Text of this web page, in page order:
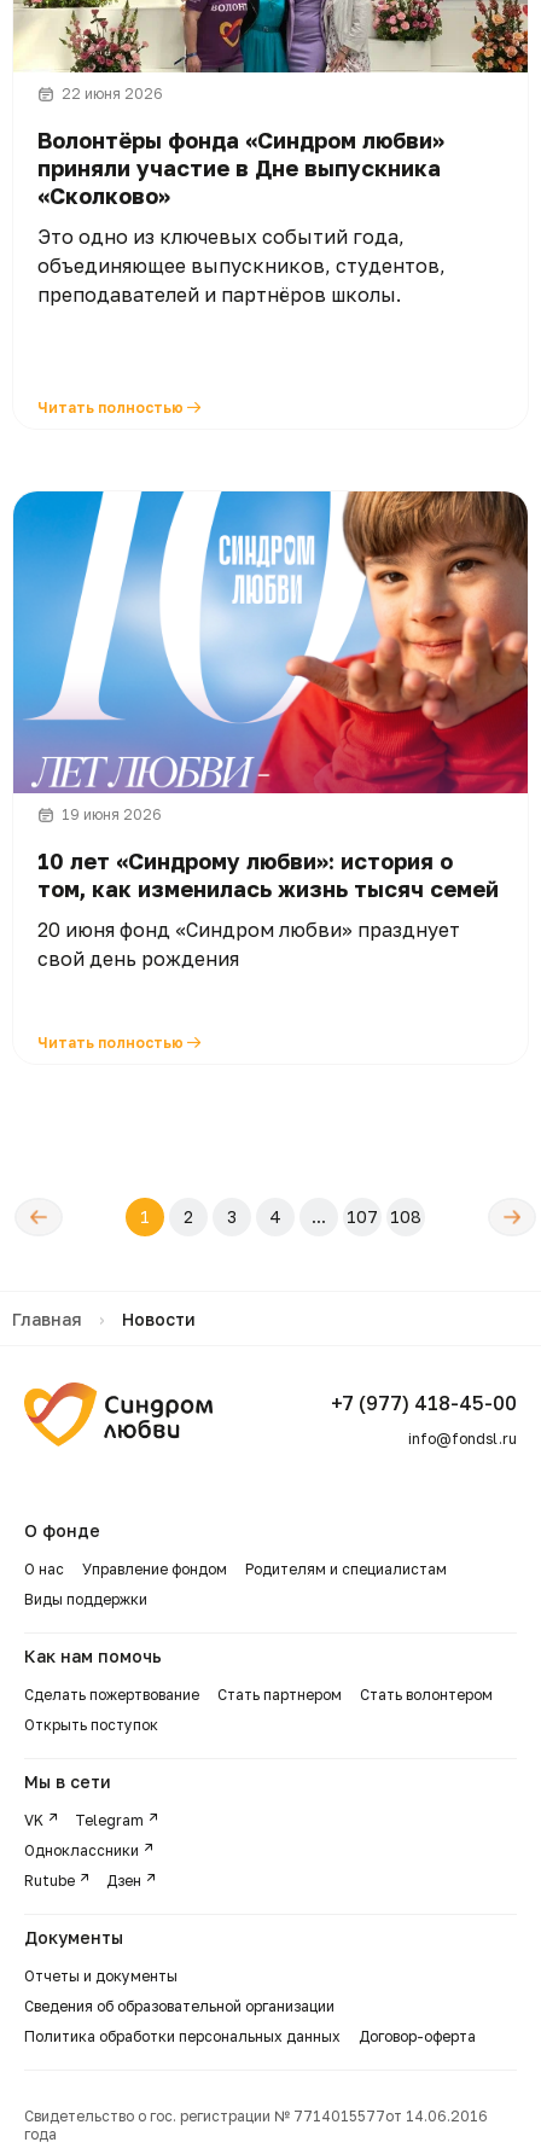
22 июня 2026
Волонтёры фонда «Синдром любви»
приняли участие в Дне выпускника
«Сколково»
Это одно из ключевых событий года,
объединяющее выпускников, студентов,
преподавателей и партнёров школы.
Читать полностью
19 июня 2026
10 лет «Синдрому любви»: история о
том, как изменилась жизнь тысяч семей
20 июня фонд «Синдром любви» празднует
свой день рождения
Читать полностью
1 2 3 4 ... 107 108
Главная › Новости
+7 (977) 418-45-00
info@fondsl.ru
О фонде
О нас Управление фондом
Родителям и специалистам
Виды поддержки
Как нам помочь
Сделать пожертвование Стать партнером
Стать волонтером
Открыть поступок
Мы в сети
VK
Telegram
Одноклассники
Rutube
Дзен
Документы
Отчеты и документы
Сведения об образовательной организации
Политика обработки персональных данных
Договор-оферта
Свидетельство о гос. регистрации № 7714015577от 14.06.2016
года